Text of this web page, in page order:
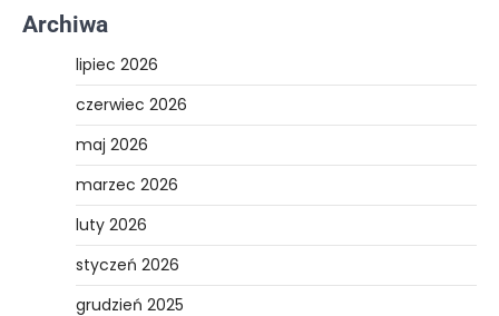
Archiwa
lipiec 2026
czerwiec 2026
maj 2026
marzec 2026
luty 2026
styczeń 2026
grudzień 2025